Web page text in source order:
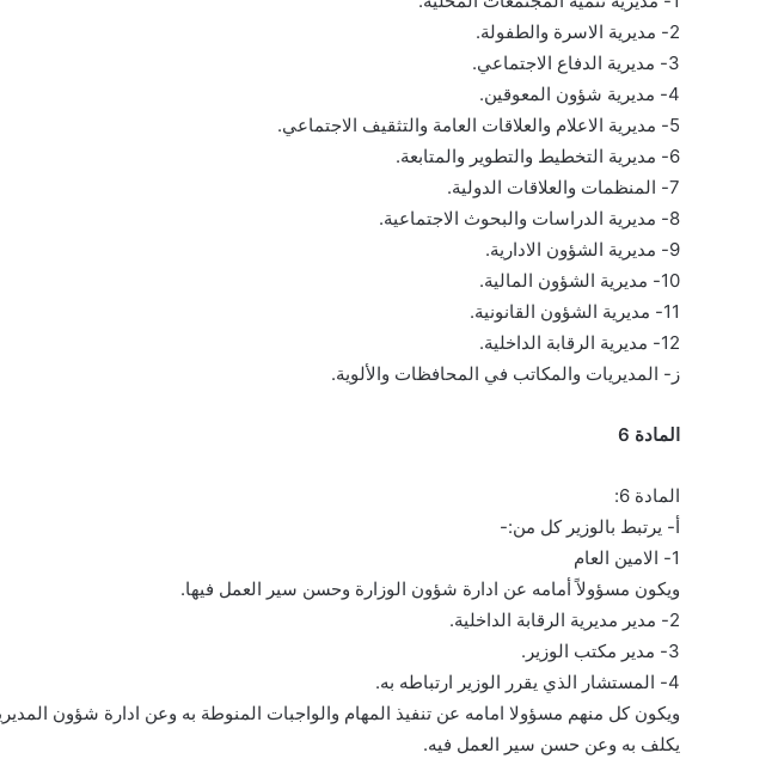
2- مديرية الاسرة والطفولة.
3- مديرية الدفاع الاجتماعي.
4- مديرية شؤون المعوقين.
5- مديرية الاعلام والعلاقات العامة والتثقيف الاجتماعي.
6- مديرية التخطيط والتطوير والمتابعة.
7- المنظمات والعلاقات الدولية.
8- مديرية الدراسات والبحوث الاجتماعية.
9- مديرية الشؤون الادارية.
10- مديرية الشؤون المالية.
11- مديرية الشؤون القانونية.
12- مديرية الرقابة الداخلية.
ز- المديريات والمكاتب في المحافظات والألوية.
المادة 6
المادة 6:
أ- يرتبط بالوزير كل من:-
1- الامين العام
ويكون مسؤولاً أمامه عن ادارة شؤون الوزارة وحسن سير العمل فيها.
2- مدير مديرية الرقابة الداخلية.
3- مدير مكتب الوزير.
4- المستشار الذي يقرر الوزير ارتباطه به.
ويكون كل منهم مسؤولا امامه عن تنفيذ المهام والواجبات المنوطة به وعن ادارة شؤون
يكلف به وعن حسن سير العمل فيه.